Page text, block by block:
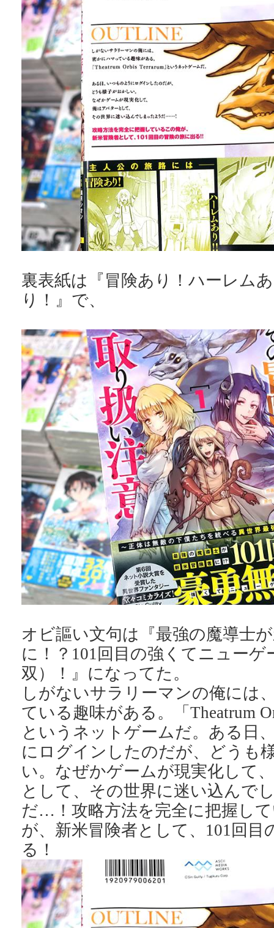
裏表紙は『冒険あり！ハーレム
り！』で、
オビ謳い文句は『最強の魔導士
に！？101回目の強くてニューゲ
双）！』になってた。
しがないサラリーマンの俺には
ている趣味がある。「Theatrum
というネットゲームだ。ある日
にログインしたのだが、どうも
い。なぜかゲームが現実化して
として、その世界に迷い込んで
だ…！攻略方法を完全に把握し
が、新米冒険者として、101回目
る！